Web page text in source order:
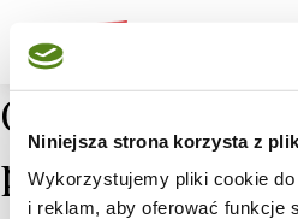
Niniejsza strona korzysta z
Wykorzystujemy pliki cookie
i reklam, aby oferować funkcje
Ostatnio
przepisy